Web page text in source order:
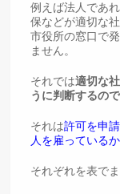
例えば法人であ
保などが適切な
市役所の窓口で
ません。
それでは適切な
うに判断するの
それは許可を申
人を雇っている
それぞれを表で